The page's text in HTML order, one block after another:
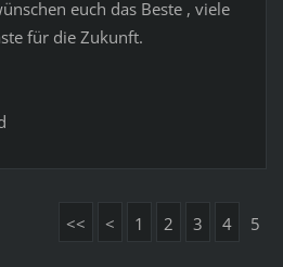
euch das Beste , viele
für die Zukunft.
<< < 1 2 3 4 5